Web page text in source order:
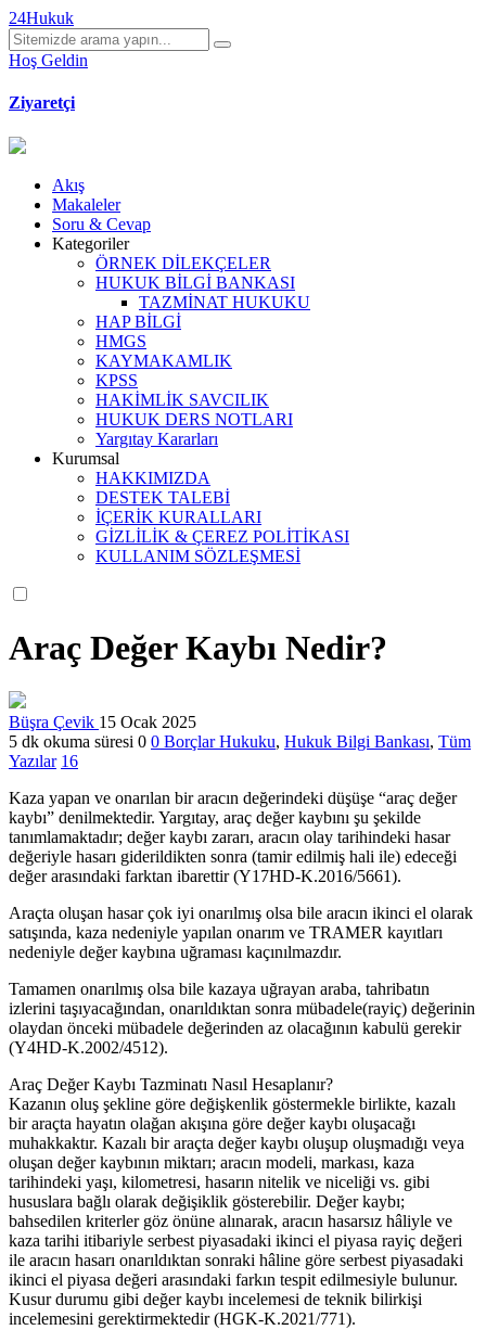
24Hukuk
Hoş Geldin
Ziyaretçi
Akış
Makaleler
Soru & Cevap
Kategoriler
ÖRNEK DİLEKÇELER
HUKUK BİLGİ BANKASI
TAZMİNAT HUKUKU
HAP BİLGİ
HMGS
KAYMAKAMLIK
KPSS
HAKİMLİK SAVCILIK
HUKUK DERS NOTLARI
Yargıtay Kararları
Kurumsal
HAKKIMIZDA
DESTEK TALEBİ
İÇERİK KURALLARI
GİZLİLİK & ÇEREZ POLİTİKASI
KULLANIM SÖZLEŞMESİ
Araç Değer Kaybı Nedir?
Büşra Çevik 15 Ocak 2025
5 dk okuma süresi 0 0 Borçlar Hukuku, Hukuk Bilgi Bankası, Tüm
Yazılar 16
Kaza yapan ve onarılan bir aracın değerindeki düşüşe “araç değer
kaybı” denilmektedir. Yargıtay, araç değer kaybını şu şekilde
tanımlamaktadır; değer kaybı zararı, aracın olay tarihindeki hasar
değeriyle hasarı giderildikten sonra (tamir edilmiş hali ile) edeceği
değer arasındaki farktan ibarettir (Y17HD-K.2016/5661).
Araçta oluşan hasar çok iyi onarılmış olsa bile aracın ikinci el olarak
satışında, kaza nedeniyle yapılan onarım ve TRAMER kayıtları
nedeniyle değer kaybına uğraması kaçınılmazdır.
Tamamen onarılmış olsa bile kazaya uğrayan araba, tahribatın
izlerini taşıyacağından, onarıldıktan sonra mübadele(rayiç) değerinin
olaydan önceki mübadele değerinden az olacağının kabulü gerekir
(Y4HD-K.2002/4512).
Araç Değer Kaybı Tazminatı Nasıl Hesaplanır?
Kazanın oluş şekline göre değişkenlik göstermekle birlikte, kazalı
bir araçta hayatın olağan akışına göre değer kaybı oluşacağı
muhakkaktır. Kazalı bir araçta değer kaybı oluşup oluşmadığı veya
oluşan değer kaybının miktarı; aracın modeli, markası, kaza
tarihindeki yaşı, kilometresi, hasarın nitelik ve niceliği vs. gibi
hususlara bağlı olarak değişiklik gösterebilir. Değer kaybı;
bahsedilen kriterler göz önüne alınarak, aracın hasarsız hâliyle ve
kaza tarihi itibariyle serbest piyasadaki ikinci el piyasa rayiç değeri
ile aracın hasarı onarıldıktan sonraki hâline göre serbest piyasadaki
ikinci el piyasa değeri arasındaki farkın tespit edilmesiyle bulunur.
Kusur durumu gibi değer kaybı incelemesi de teknik bilirkişi
incelemesini gerektirmektedir (HGK-K.2021/771).